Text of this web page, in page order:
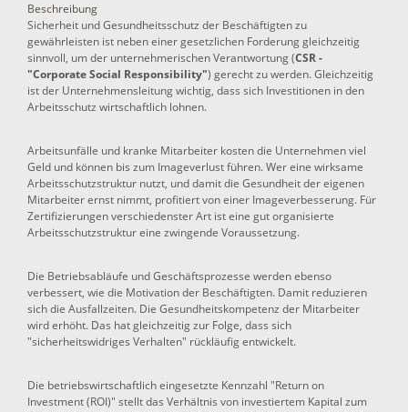
Beschreibung
Sicherheit und Gesundheitsschutz der Beschäftigten zu
gewährleisten ist neben einer gesetzlichen Forderung gleichzeitig
sinnvoll, um der unternehmerischen Verantwortung (CSR -
"Corporate Social Responsibility") gerecht zu werden. Gleichzeitig
ist der Unternehmensleitung wichtig, dass sich Investitionen in den
Arbeitsschutz wirtschaftlich lohnen.
Arbeitsunfälle und kranke Mitarbeiter kosten die Unternehmen viel
Geld und können bis zum Imageverlust führen. Wer eine wirksame
Arbeitsschutzstruktur nutzt, und damit die Gesundheit der eigenen
Mitarbeiter ernst nimmt, profitiert von einer Imageverbesserung. Für
Zertifizierungen verschiedenster Art ist eine gut organisierte
Arbeitsschutzstruktur eine zwingende Voraussetzung.
Die Betriebsabläufe und Geschäftsprozesse werden ebenso
verbessert, wie die Motivation der Beschäftigten. Damit reduzieren
sich die Ausfallzeiten. Die Gesundheitskompetenz der Mitarbeiter
wird erhöht. Das hat gleichzeitig zur Folge, dass sich
"sicherheitswidriges Verhalten" rückläufig entwickelt.
Die betriebswirtschaftlich eingesetzte Kennzahl "Return on
Investment (ROI)" stellt das Verhältnis von investiertem Kapital zum